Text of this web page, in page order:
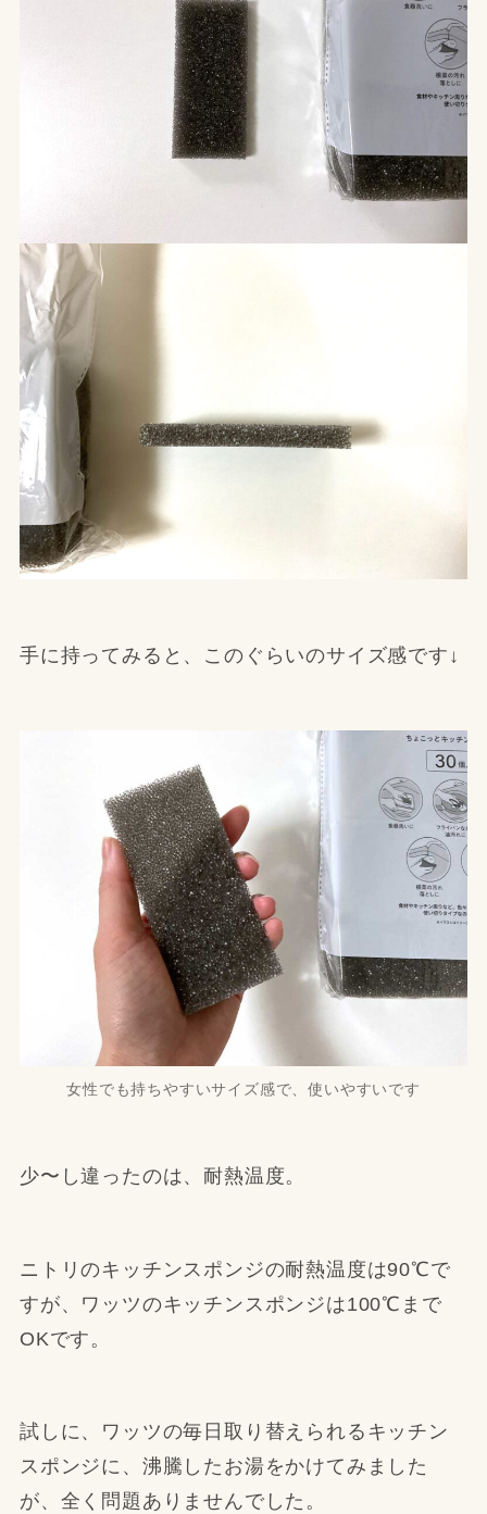
手に持ってみると、このぐらいのサイズ感です↓
女性でも持ちやすいサイズ感で、使いやすいです
少〜し違ったのは、耐熱温度。
ニトリのキッチンスポンジの耐熱温度は90℃で
すが、ワッツのキッチンスポンジは100℃まで
OKです。
試しに、ワッツの毎日取り替えられるキッチン
スポンジに、沸騰したお湯をかけてみました
が、全く問題ありませんでした。